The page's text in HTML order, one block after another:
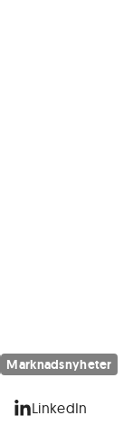
Marknadsnyheter
LinkedIn